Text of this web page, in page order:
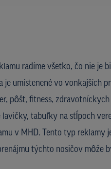
radíme všetko, čo nie je
je umístenené vo vonkajších
pôšt, fitness, zdravotníckych
lavičky, tabuľky na stĺpoch
v MHD. Tento typ reklamy
týchto nosičov môže